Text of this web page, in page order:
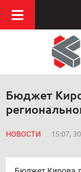
Бюджет
НОВОСТИ 15:07,